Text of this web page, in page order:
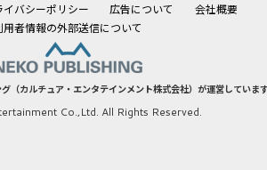
イバシーポリシー 広告について
会社概要
用者情報の外部送信について
（カルチュア・エンタテインメント株式会社）が運営していま
Co.,Ltd. All Rights Reserved.